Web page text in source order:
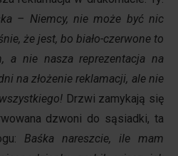
– Niemcy, nie może być nic
że jest, bo biało-czerwone to
a nie nasza reprezentacja na
na złożenie reklamacji, ale nie
Drzwi zamykają się
dzwoni do sąsiadki, ta
Baśka nareszcie, ile mam